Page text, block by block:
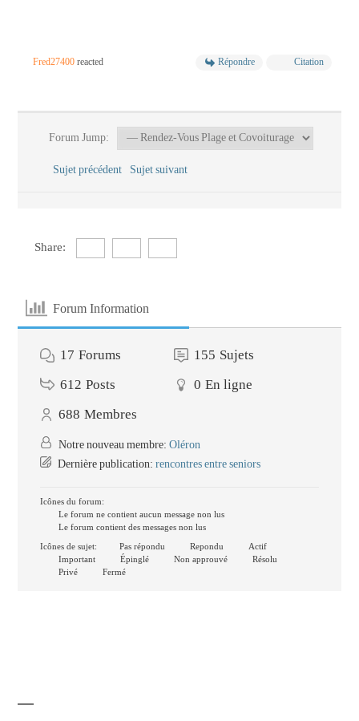
Fred27400 reacted Répondre Citation
Forum Jump:
Sujet précédent Sujet suivant
Share:
Forum Information
17 Forums 155 Sujets
612 Posts 0 En ligne
688 Membres
Notre nouveau membre: Oléron
Dernière publication: rencontres entre seniors
Icônes du forum:
Le forum ne contient aucun message non lus
Le forum contient des messages non lus
Icônes de sujet:
Pas répondu Repondu
Actif
Important
Épinglé Non approuvé
Résolu
Privé
Fermé